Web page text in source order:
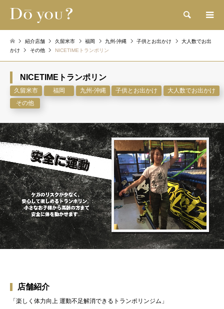
検索
紹介店舗 久留米市 福岡 九州-沖縄 子供とお出かけ
大人数でお出
かけ
その他 NICETIMEトランポリン
NICETIMEトランポリン
久留米市 福岡 九州-沖縄 子供とお出かけ
大人数でお出かけ
その他
店舗紹介
「楽しく体力向上 運動不足解消できるトランポリンジム」